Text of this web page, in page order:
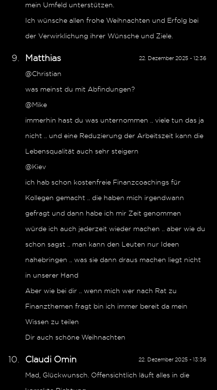
mein Umfeld unterstützen.
Ich wünsche allen frohe Weihnachten und Erfolg bei
der Verwirklichung ihrer Wünsche und Ziele.
22. Dezember 2025 - 12:36
Matthias
@Christian
was meinst du mit Abfindungen?
@Mike
immerhin hast du was unternommen .. viele tun das ja
nicht .. und eine Reduzierung der Arbeitszeit kann die
Lebensqualität auch sehr steigern
@Kiev
ich hab schon kostenfreie Finanzcoachings für
Kollegen gemacht .. die haben mich irgendwann
gefragt und dann habe ich mir Zeit genommen
würde ich auch jederzeit wieder machen .. aber wie du
schon sagst .. man kann den Leuten nur Ideen
nahebringen .. was sie dann draus machen liegt nicht
in unserer Hand
Aber wie bei dir .. wenn mich wer nach Rat zu
Finanzthemen fragt bin ich immer bereit da mein
Wissen zu teilen
Dir auch schöne Weihnachten
22. Dezember 2025 - 13:36
Claudi Omin
Mad, Glückwunsch. Offensichtlich läuft alles in die